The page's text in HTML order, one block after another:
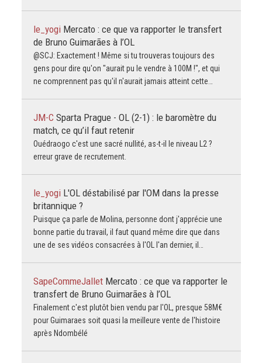
le_yogi Mercato : ce que va rapporter le transfert
de Bruno Guimarães à l’OL
@SCJ: Exactement ! Même si tu trouveras toujours des
gens pour dire qu'on "aurait pu le vendre à 100M !", et qui
ne comprennent pas qu'il n'aurait jamais atteint cette…
JM-C Sparta Prague - OL (2-1) : le baromètre du
match, ce qu’il faut retenir
Ouédraogo c'est une sacré nullité, as-t-il le niveau L2 ?
erreur grave de recrutement.
le_yogi L'OL déstabilisé par l'OM dans la presse
britannique ?
Puisque ça parle de Molina, personne dont j'apprécie une
bonne partie du travail, il faut quand même dire que dans
une de ses vidéos consacrées à l'OL l'an dernier, il…
SapeCommeJallet Mercato : ce que va rapporter le
transfert de Bruno Guimarães à l’OL
Finalement c'est plutôt bien vendu par l'OL, presque 58M€
pour Guimaraes soit quasi la meilleure vente de l'histoire
après Ndombélé